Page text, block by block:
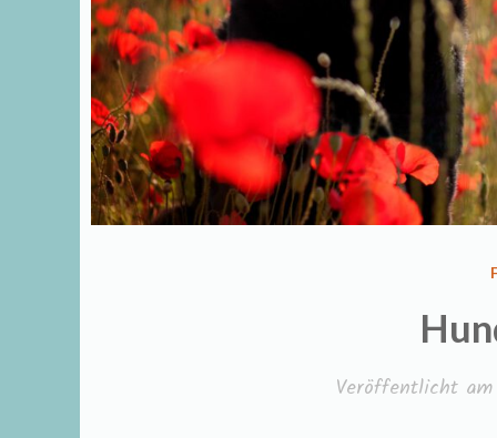
Veröffentlicht am